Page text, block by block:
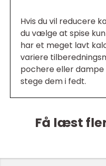
Hvis du vil reducere
du vælge at spise
har et meget lavt
variere
pochere eller
stege dem i fedt.
Få læst